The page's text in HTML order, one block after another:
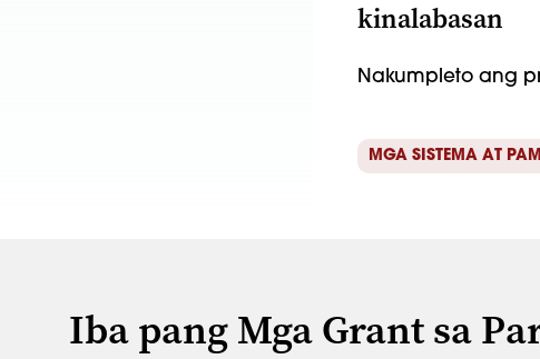
kinalabasan
Nakumpleto ang
MGA SISTEMA AT
Iba pang Mga Grant sa